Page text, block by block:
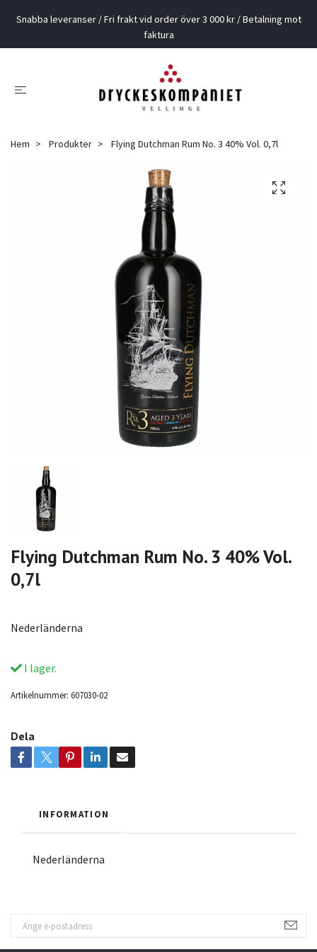
Snabba leveranser / Fri frakt vid order över 3 000 kr / Betalning mot
faktura
Hem Produkter Flying Dutchman Rum No. 3 40% Vol. 0,7l
Flying Dutchman Rum No. 3 40% Vol.
0,7l
Nederländerna
I lager.
Artikelnummer: 607030-02
Dela
INFORMATION
Nederländerna